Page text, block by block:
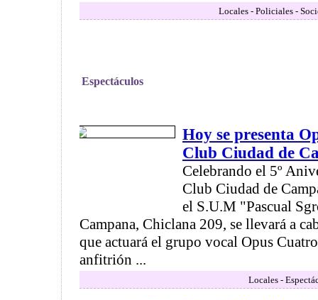
Locales - Policiales -
Espectáculos
Hoy se presenta
Club Ciudad de
Celebrando el 5º
Club Ciudad de
el S.U.M "Pascual
Campana, Chiclana 209, se llevará a
que actuará el grupo vocal Opus
anfitrión ...
Locales -